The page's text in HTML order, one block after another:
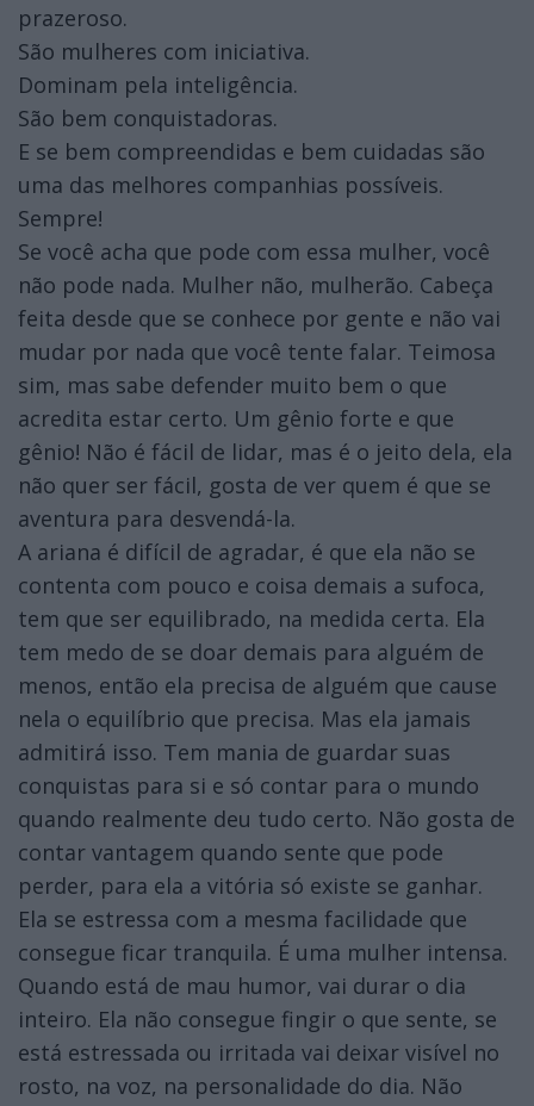
prazeroso.
São mulheres com iniciativa.
Dominam pela inteligência.
São bem conquistadoras.
E se bem compreendidas e bem cuidadas são
uma das melhores companhias possíveis.
Sempre!
Se você acha que pode com essa mulher, você
não pode nada. Mulher não, mulherão. Cabeça
feita desde que se conhece por gente e não vai
mudar por nada que você tente falar. Teimosa
sim, mas sabe defender muito bem o que
acredita estar certo. Um gênio forte e que
gênio! Não é fácil de lidar, mas é o jeito dela, ela
não quer ser fácil, gosta de ver quem é que se
aventura para desvendá-la.
A ariana é difícil de agradar, é que ela não se
contenta com pouco e coisa demais a sufoca,
tem que ser equilibrado, na medida certa. Ela
tem medo de se doar demais para alguém de
menos, então ela precisa de alguém que cause
nela o equilíbrio que precisa. Mas ela jamais
admitirá isso. Tem mania de guardar suas
conquistas para si e só contar para o mundo
quando realmente deu tudo certo. Não gosta de
contar vantagem quando sente que pode
perder, para ela a vitória só existe se ganhar.
Ela se estressa com a mesma facilidade que
consegue ficar tranquila. É uma mulher intensa.
Quando está de mau humor, vai durar o dia
inteiro. Ela não consegue fingir o que sente, se
está estressada ou irritada vai deixar visível no
rosto, na voz, na personalidade do dia. Não